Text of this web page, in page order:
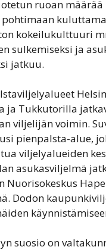
ruoan
kokeilukulttuuri
sulkemiseksi ja
jatkuu.
ja Tukkutorilla
viljelijän voimin.
pienpalsta-alue,
viljelyalueiden
asukasviljelmä
Nuorisokeskus
Dodon
suosio on